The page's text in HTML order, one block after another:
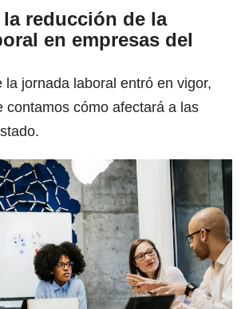
la reducción de la
en empresas del
la jornada laboral entró en vigor,
contamos cómo afectará a las